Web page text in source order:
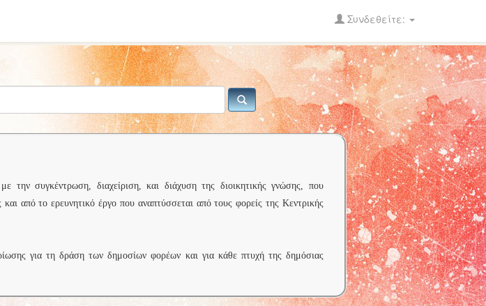
Συνδεθείτε:
συγκέντρωση, διαχείριση, και διάχυση της διοικητικής γνώσης, που
από το ερευνητικό έργο που αναπτύσσεται από τους φορείς της Κεντρικής
για τη δράση των δημοσίων φορέων και για κάθε πτυχή της δημόσιας